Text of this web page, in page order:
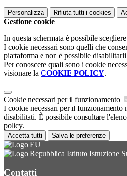
Personalizza Rifiuta tutti i cookies
Gestione cookie
In questa schermata è possibile
I cookie necessari sono quelli che
piattaforma e non è possibile disabilitarli.
Per conoscere quali sono i cookie
visionare la COOKIE POLICY.
Cookie necessari per il funzionamento
I cookie necessari per il funzionamento
disabilitati. È possibile consultare
policy.
Accetta tutti Salva le preferenze
Istituto Istruzione
Contatti